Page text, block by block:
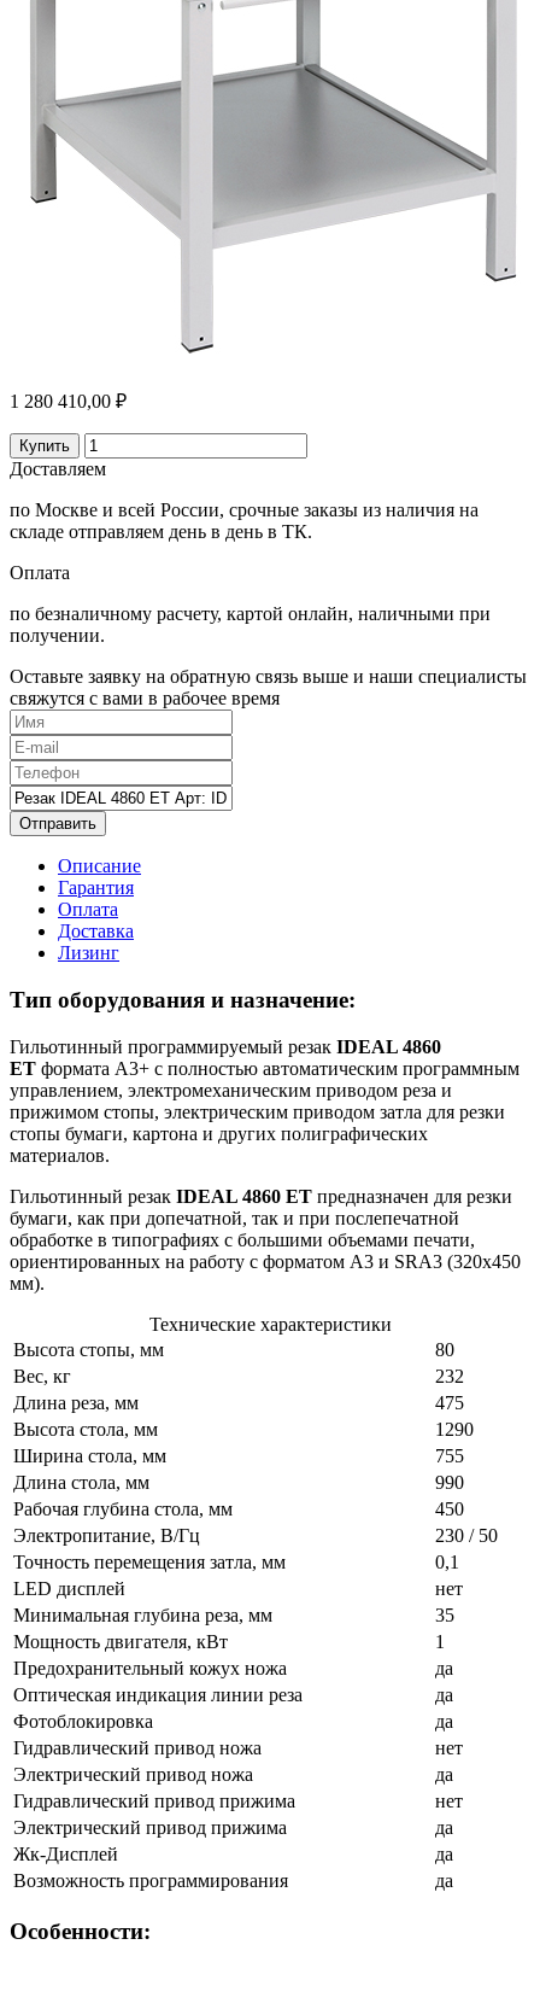
1 280 410,00 ₽
Купить
Доставляем
по Москве и всей России, срочные заказы из наличия на
складе отправляем день в день в ТК.
Оплата
по безналичному расчету, картой онлайн, наличными при
получении.
Оставьте заявку на обратную связь выше и наши специалисты
свяжутся с вами в рабочее время
Отправить
Описание
Гарантия
Оплата
Доставка
Лизинг
Тип оборудования и назначение:
Гильотинный программируемый резак IDEAL 4860
ET формата А3+ с полностью автоматическим программным
управлением, электромеханическим приводом реза и
прижимом стопы, электрическим приводом затла для резки
стопы бумаги, картона и других полиграфических
материалов.
Гильотинный резак IDEAL 4860 ET предназначен для резки
бумаги, как при допечатной, так и при послепечатной
обработке в типографиях с большими объемами печати,
ориентированных на работу с форматом А3 и SRA3 (320x450
мм).
Технические характеристики
Высота стопы, мм
80
Вес, кг
232
Длина реза, мм
475
Высота стола, мм
1290
Ширина стола, мм
755
Длина стола, мм
990
Рабочая глубина стола, мм
450
Электропитание, В/Гц
230 / 50
Точность перемещения затла, мм
0,1
LED дисплей
нет
Минимальная глубина реза, мм
35
Мощность двигателя, кВт
1
Предохранительный кожух ножа
да
Оптическая индикация линии реза
да
Фотоблокировка
да
Гидравлический привод ножа
нет
Электрический привод ножа
да
Гидравлический привод прижима
нет
Электрический привод прижима
да
Жк-Дисплей
да
Возможность программирования
да
Особенности: